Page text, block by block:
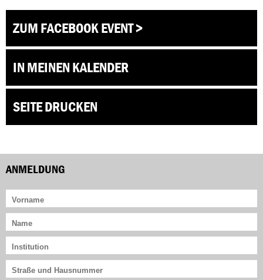
ZUM FACEBOOK EVENT >
IN MEINEN KALENDER
SEITE DRUCKEN
ANMELDUNG